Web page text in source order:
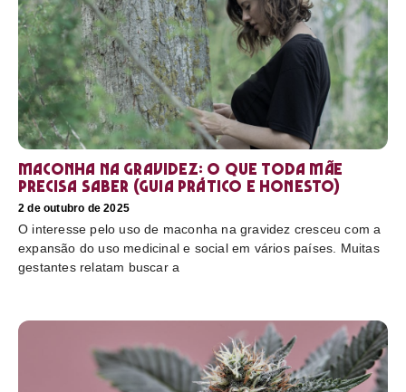
Maconha na gravidez: o que toda mãe
precisa saber (guia prático e honesto)
2 de outubro de 2025
O interesse pelo uso de maconha na gravidez cresceu com a
expansão do uso medicinal e social em vários países. Muitas
gestantes relatam buscar a